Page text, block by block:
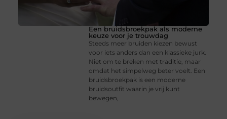
Een bruidsbroekpak als moderne
keuze voor je trouwdag
Steeds meer bruiden kiezen bewust
voor iets anders dan een klassieke jurk.
Niet om te breken met traditie, maar
omdat het simpelweg beter voelt. Een
bruidsbroekpak is een moderne
bruidsoutfit waarin je vrij kunt
bewegen,